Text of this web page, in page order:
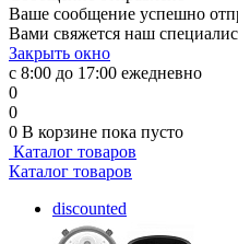
Ваше сообщение успешно
Вами свяжется наш
Закрыть окно
с 8:00 до 17:00 ежедневно
0
0
0 В корзине пока пусто
Каталог товаров
Каталог товаров
discounted